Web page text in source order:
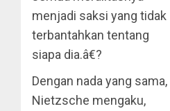
menjadi saksi yang tidak
terbantahkan tentang
siapa dia.â€?
Dengan nada yang sama,
Nietzsche mengaku,